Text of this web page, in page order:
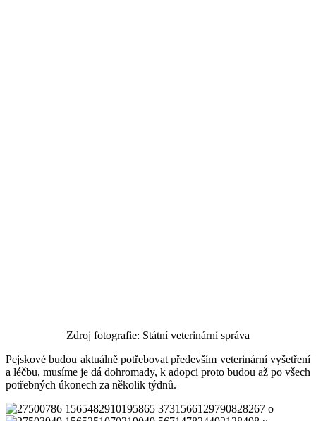
Zdroj fotografie: Státní veterinární správa
Pejskové budou aktuálně potřebovat především veterinární vyšetření
a léčbu, musíme je dá dohromady, k adopci proto budou až po všech
potřebných úkonech za několik týdnů.